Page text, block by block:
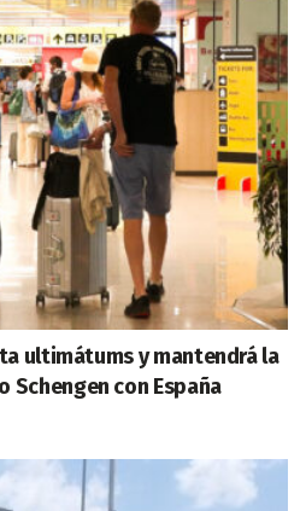
ultimátums y mantendrá la
Schengen con España